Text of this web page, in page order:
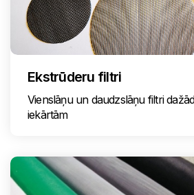
Ekstrūderu filtri
Vienslāņu un daudzslāņu filtri
iekārtām